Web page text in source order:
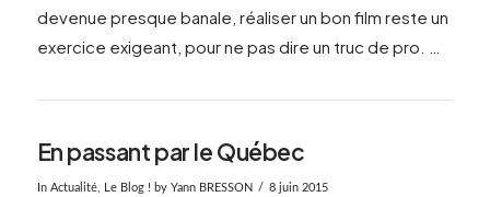
devenue presque banale, réaliser un bon film reste un
exercice exigeant, pour ne pas dire un truc de pro. …
En passant par le Québec
In Actualité, Le Blog ! by Yann BRESSON 8 juin 2015